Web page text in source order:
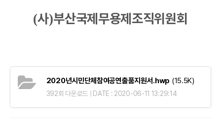
(사)부산국제무용제조직위원회
2020년시민단체참여공연출품지원서.hwp (15.5K)
392회 다운로드 | DATE : 2020-06-11 13:29:14